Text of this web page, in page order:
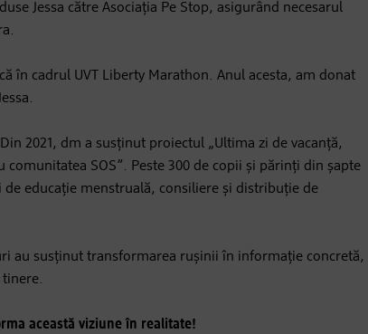
Jessa către Asociația Pe Stop, asigurând necesarul
în cadrul UVT Liberty Marathon. Anul acesta, am donat
2021, dm a susținut proiectul „Ultima zi de vacanță,
SOS”. Peste 300 de copii și părinți din șapte
educație menstruală, consiliere și distribuție de
au susținut transformarea rușinii în informație concretă,
această viziune în realitate!